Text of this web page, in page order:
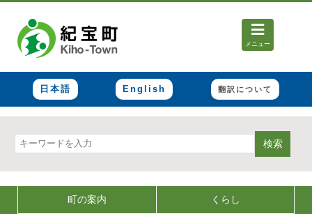
メニュー
日本語 English 翻訳について
検索
町の案内 くらし